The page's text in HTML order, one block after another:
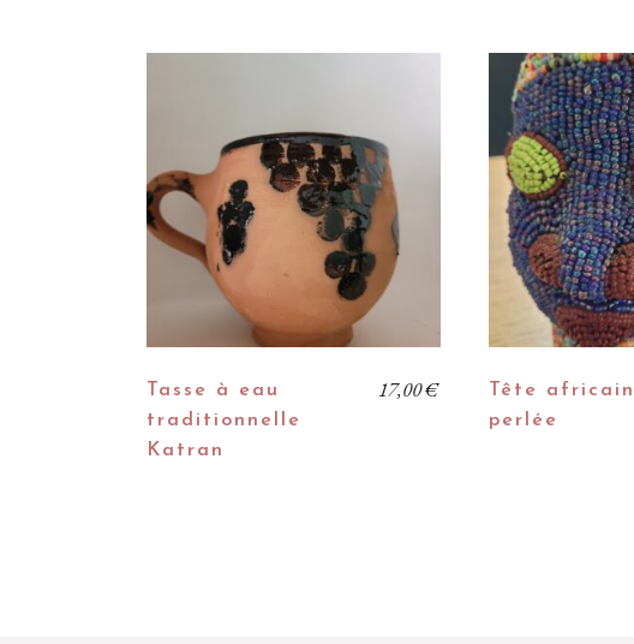
Tasse à eau
traditionnelle
Katran
17,00€
Tête
perlée